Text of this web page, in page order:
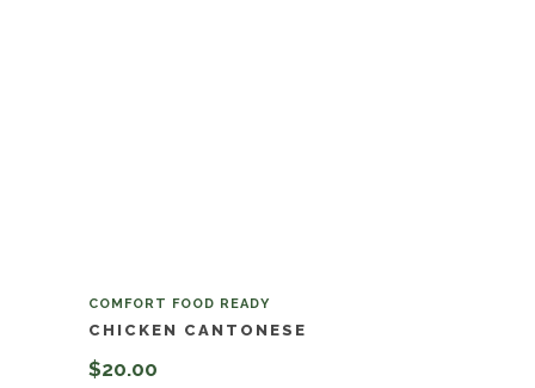
COMFORT FOOD READY
CHICKEN CANTONESE
$20.00